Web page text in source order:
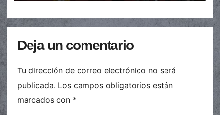
Deja un comentario
Tu dirección de correo electrónico no será
publicada. Los campos obligatorios están
marcados con *